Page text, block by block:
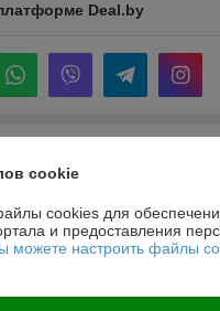
Deal.by
дом 6 , кв 133
ЕГР: 193513378
cookie
cookies для
и предоставления
можете настроить файлы